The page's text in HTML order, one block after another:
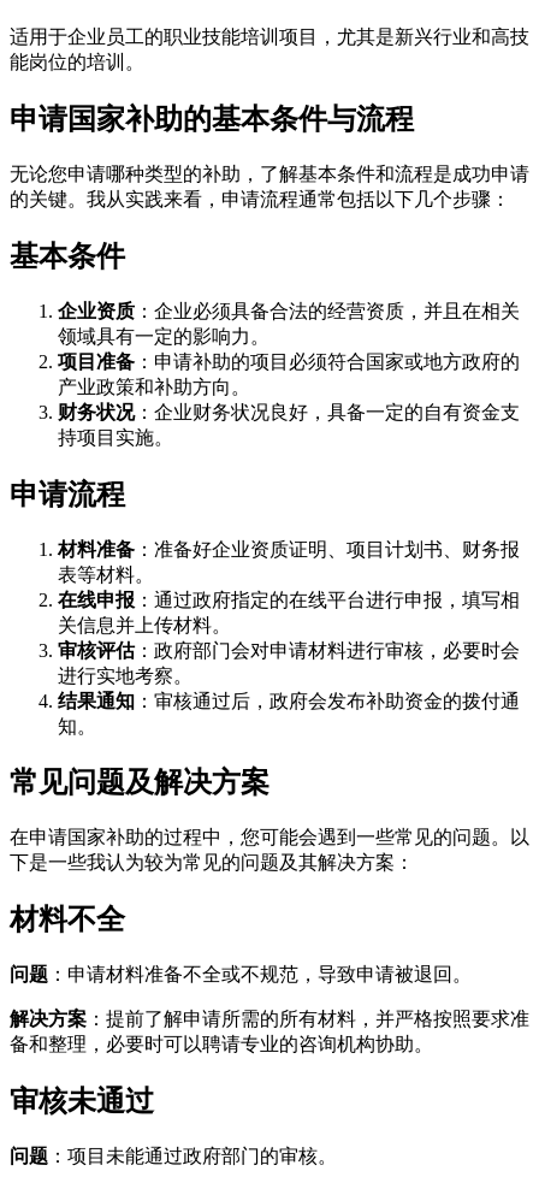
适用于企业员工的职业技能培训项目，尤其是新兴行业和高技
能岗位的培训。
申请国家补助的基本条件与流程
无论您申请哪种类型的补助，了解基本条件和流程是成功申请
的关键。我从实践来看，申请流程通常包括以下几个步骤：
基本条件
企业资质 ：企业必须具备合法的经营资质，并且在相关
领域具有一定的影响力。
项目准备 ：申请补助的项目必须符合国家或地方政府的
产业政策和补助方向。
财务状况：企业财务状况良好，具备一定的自有资金支
持项目实施。
申请流程
材料准备 ：准备好企业资质证明、项目计划书、财务报
表等材料。
在线申报 ：通过政府指定的在线平台进行申报，填写相
关信息并上传材料。
审核评估：政府部门会对申请材料进行审核，必要时会
进行实地考察。
结果通知 ：审核通过后，政府会发布补助资金的拨付通
知。
常见问题及解决方案
在申请国家补助的过程中，您可能会遇到一些常见的问题。以
下是一些我认为较为常见的问题及其解决方案：
材料不全
问题 ：申请材料准备不全或不规范，导致申请被退回。
解决方案 ：提前了解申请所需的所有材料，并严格按照要求准
备和整理，必要时可以聘请专业的咨询机构协助。
审核未通过
问题 ：项目未能通过政府部门的审核。